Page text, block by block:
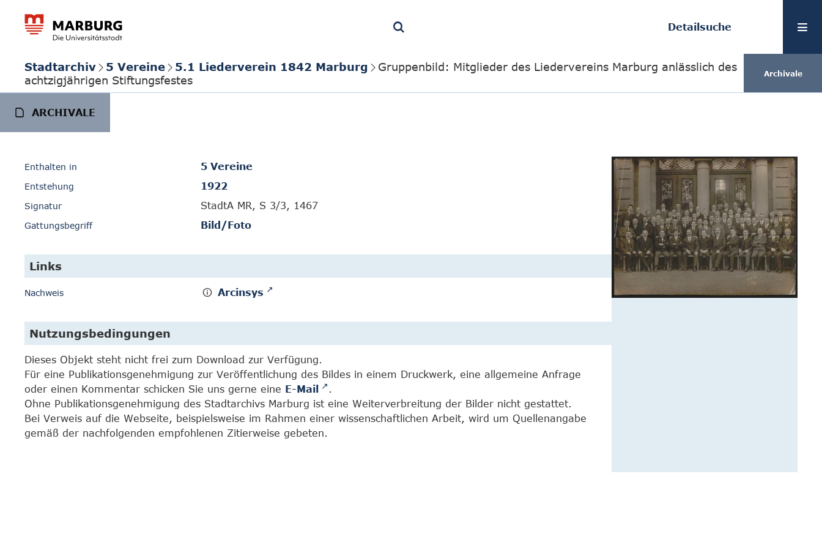
Detailsuche
Stadtarchiv 5 Vereine 5.1 Liederverein 1842 Marburg
Gruppenbild: Mitglieder des Liedervereins Marburg anlässlich des
achtzigjährigen Stiftungsfestes
Archivale
ARCHIVALE
Enthalten in 5 Vereine
Entstehung 1922
Signatur StadtA MR, S 3/3, 1467
Gattungsbegriff Bild/Foto
Links
Nachweis Arcinsys
Nutzungsbedingungen
Dieses Objekt steht nicht frei zum Download zur Verfügung.
Für eine Publikationsgenehmigung zur Veröffentlichung des Bildes in einem Druckwerk, eine allgemeine Anfrage
oder einen Kommentar schicken Sie uns gerne eine E-Mail
.
Ohne Publikationsgenehmigung des Stadtarchivs Marburg ist eine Weiterverbreitung der Bilder nicht gestattet.
Bei Verweis auf die Webseite, beispielsweise im Rahmen einer wissenschaftlichen Arbeit, wird um Quellenangabe
gemäß der nachfolgenden empfohlenen Zitierweise gebeten.